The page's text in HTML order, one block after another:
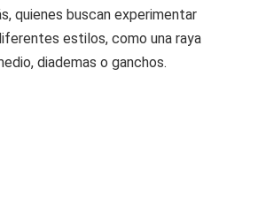
quienes buscan experimentar
estilos, como una raya
diademas o ganchos.